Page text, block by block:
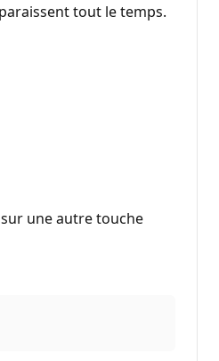
tout le temps.
une autre touche